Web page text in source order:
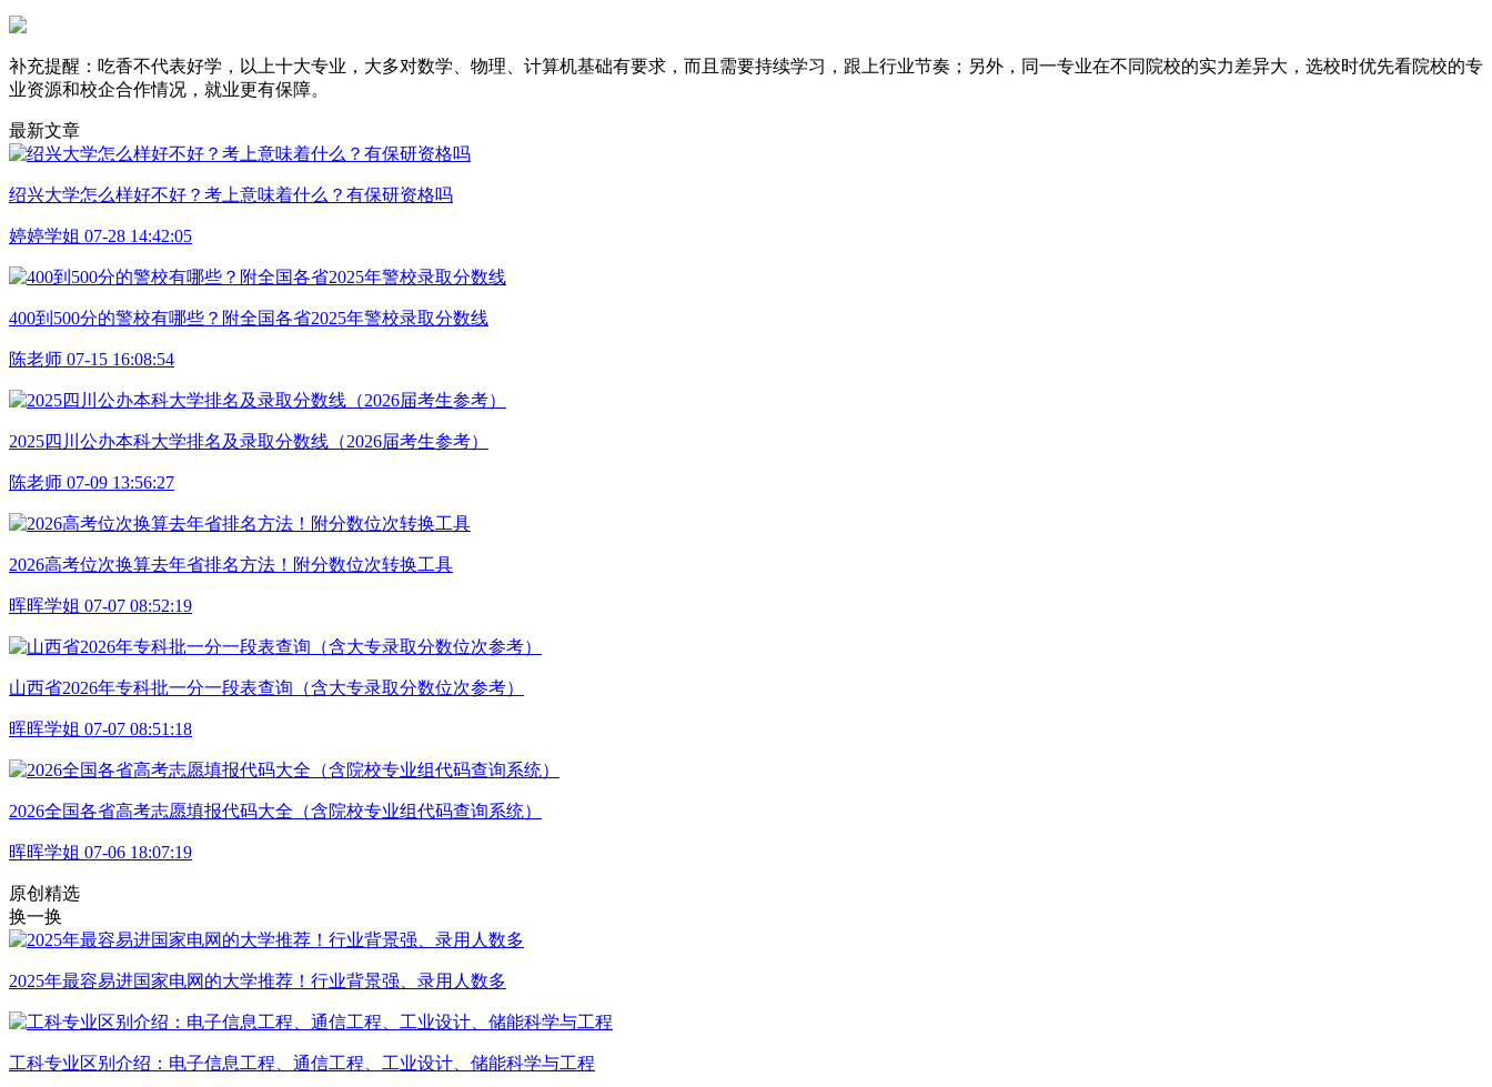
补充提醒：吃香不代表好学，以上十大专业，大多对数学、物理、计算机基础有要求，而且需要持续学习，跟上行业节奏；另外，同一专业在不同院校的实力差异大，选校时优先看院校的专
业资源和校企合作情况，就业更有保障。
最新文章
绍兴大学怎么样好不好？考上意味着什么？有保研资格吗
婷婷学姐 07-28 14:42:05
400到500分的警校有哪些？附全国各省2025年警校录取分数线
陈老师 07-15 16:08:54
2025四川公办本科大学排名及录取分数线（2026届考生参考）
陈老师 07-09 13:56:27
2026高考位次换算去年省排名方法！附分数位次转换工具
晖晖学姐 07-07 08:52:19
山西省2026年专科批一分一段表查询（含大专录取分数位次参考）
晖晖学姐 07-07 08:51:18
2026全国各省高考志愿填报代码大全（含院校专业组代码查询系统）
晖晖学姐 07-06 18:07:19
原创精选
换一换
2025年最容易进国家电网的大学推荐！行业背景强、录用人数多
工科专业区别介绍：电子信息工程、通信工程、工业设计、储能科学与工程